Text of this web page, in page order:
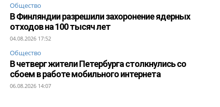
Общество
В Финляндии разрешили захоронение ядерных
отходов на 100 тысяч лет
04.08.2026 17:52
Общество
В четверг жители Петербурга столкнулись со
сбоем в работе мобильного интернета
06.08.2026 14:07